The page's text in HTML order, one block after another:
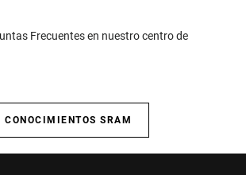
Frecuentes en nuestro centro de
CONOCIMIENTOS SRAM